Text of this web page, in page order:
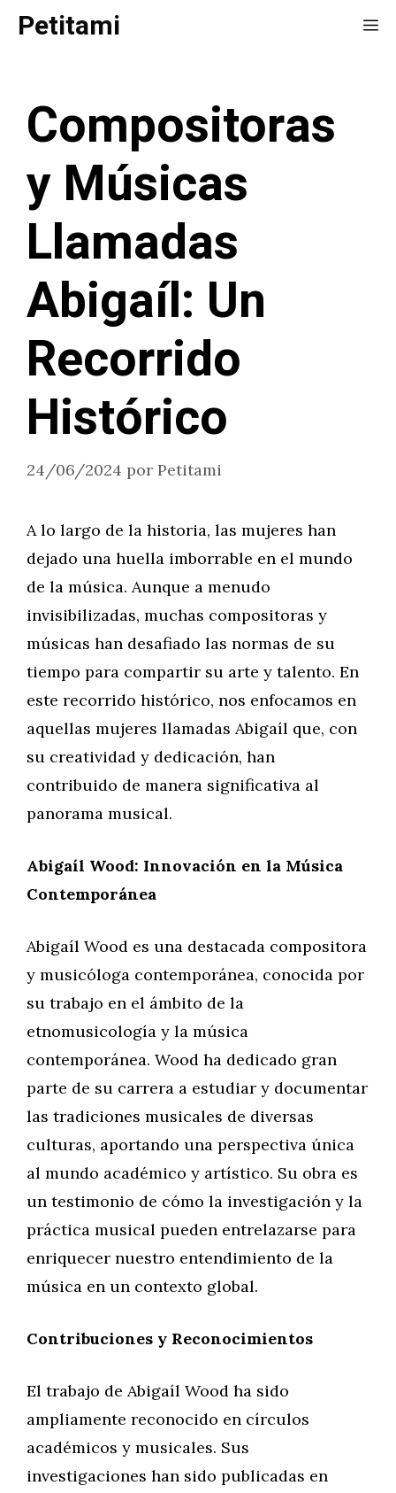
SaltarPetitami
Compositoras
y Músicas
Llamadas
Abigaíl: Un
Recorrido
Histórico
24/06/2024 por Petitami
A lo largo de la historia, las mujeres han
dejado una huella imborrable en el mundo
de la música. Aunque a menudo
invisibilizadas, muchas compositoras y
músicas han desafiado las normas de su
tiempo para compartir su arte y talento. En
este recorrido histórico, nos enfocamos en
aquellas mujeres llamadas Abigaíl que, con
su creatividad y dedicación, han
contribuido de manera significativa al
panorama musical.
Abigaíl Wood: Innovación en la Música
Contemporánea
Abigaíl Wood es una destacada compositora
y musicóloga contemporánea, conocida por
su trabajo en el ámbito de la
etnomusicología y la música
contemporánea. Wood ha dedicado gran
parte de su carrera a estudiar y documentar
las tradiciones musicales de diversas
culturas, aportando una perspectiva única
al mundo académico y artístico. Su obra es
un testimonio de cómo la investigación y la
práctica musical pueden entrelazarse para
enriquecer nuestro entendimiento de la
música en un contexto global.
Contribuciones y Reconocimientos
El trabajo de Abigaíl Wood ha sido
ampliamente reconocido en círculos
académicos y musicales. Sus
investigaciones han sido publicadas en